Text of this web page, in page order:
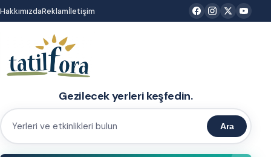
İçeriğe
atla
HakkımızdaReklamİletişim
Gezilecek yerleri keşfedin.
Yerleri
Ara